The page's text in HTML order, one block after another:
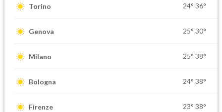
Torino 24° 36°
Genova 25° 30°
Milano 25° 38°
Bologna 24° 38°
Firenze 23° 38°